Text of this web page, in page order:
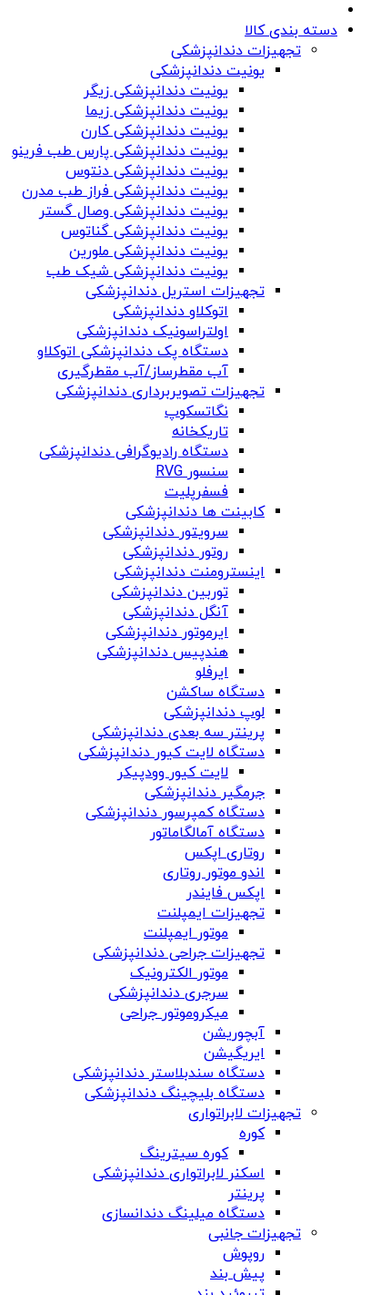
دسته بندی کالا
تجهیزات دندانپزشکی
یونیت دندانپزشکی
یونیت دندانپزشکی زیگر
یونیت دندانپزشکی زیما
یونیت دندانپزشکی کارن
یونیت دندانپزشکی پارس طب فرینو
یونیت دندانپزشکی دنتوس
یونیت دندانپزشکی فراز طب مدرن
یونیت دندانپزشکی وصال گستر
یونیت دندانپزشکی گناتوس
یونیت دندانپزشکی ملورین
یونیت دندانپزشکی شیک طب
تجهیزات استریل دندانپزشکی
اتوکلاو دندانپزشکی
اولتراسونیک دندانپزشکی
دستگاه پک دندانپزشکی اتوکلاو
آب مقطرساز/آب مقطرگیری
تجهیزات تصویربرداری دندانپزشکی
نگاتسکوپ
تاریکخانه
دستگاه‌ رادیوگرافی دندانپزشکی
سنسور RVG
فسفرپلیت
کابینت ها دندانپزشکی
سرویتور دندانپزشکی
روتور دندانپزشکی
اینسترومنت دندانپزشکی
توربین دندانپزشکی
آنگل دندانپزشکی
ایرموتور دندانپزشکی
هندپیس دندانپزشکی
ایرفلو
دستگاه ساکشن
لوپ دندانپزشکی
پرینتر سه بعدی دندانپزشکی
دستگاه لایت کیور دندانپزشکی
لایت کیور وودپیکر
جرمگیر دندانپزشکی
دستگاه کمپرسور دندانپزشکی
دستگاه آمالگاماتور
روتاری اپکس
اندو موتور روتاری
اپکس فایندر
تجهیزات ایمپلنت
موتور ایمپلنت
تجهیزات جراحی دندانپزشکی
موتور الکترونیک
سرجری دندانپزشکی
میکروموتور جراحی
آبچوریشن
ایریگیشن
دستگاه سندبلاستر دندانپزشکی
دستگاه بلیچینگ دندانپزشکی
تجهیزات لابراتواری
کوره
کوره سیترینگ
اسکنر لابراتواری دندانپزشکی
پرینتر
دستگاه میلینگ دندانسازی
تجهیزات جانبی
روپوش
پیش بند